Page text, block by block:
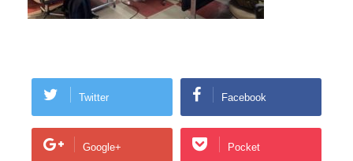
Twitter Facebook
Google+ Pocket